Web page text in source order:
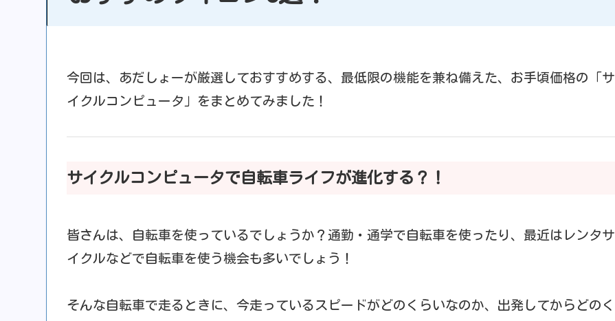
今回は、あだしょーが厳選しておすすめする、最低限の機能を兼ね備えた、お手頃価格の「サ
イクルコンピュータ」をまとめてみました！
サイクルコンピュータで自転車ライフが進化する？！
皆さんは、自転車を使っているでしょうか？通勤・通学で自転車を使ったり、最近はレンタサ
イクルなどで自転車を使う機会も多いでしょう！
そんな自転車で走るときに、今走っているスピードがどのくらいなのか、出発してからどのく